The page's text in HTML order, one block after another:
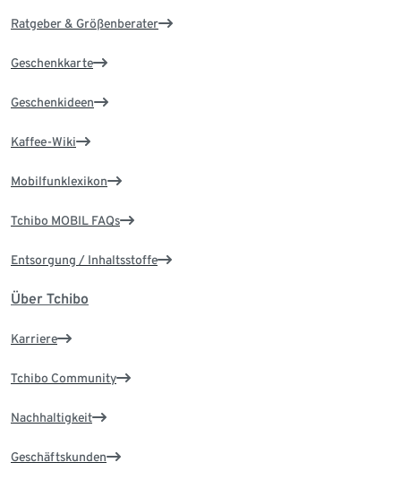
Ratgeber & Größenberater
Geschenkkarte
Geschenkideen
Kaffee-Wiki
Mobilfunklexikon
Tchibo MOBIL FAQs
Entsorgung / Inhaltsstoffe
Über Tchibo
Karriere
Tchibo Community
Nachhaltigkeit
Geschäftskunden